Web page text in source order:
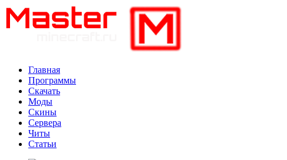
Главная
Программы
Скачать
Моды
Скины
Сервера
Читы
Статьи